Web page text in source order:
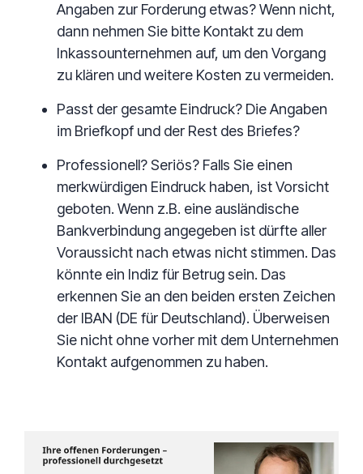
Angaben zur Forderung etwas? Wenn nicht,
dann nehmen Sie bitte Kontakt zu dem
Inkassounternehmen auf, um den Vorgang
zu klären und weitere Kosten zu vermeiden.
Passt der gesamte Eindruck? Die Angaben
im Briefkopf und der Rest des Briefes?
Professionell? Seriös? Falls Sie einen
merkwürdigen Eindruck haben, ist Vorsicht
geboten. Wenn z.B. eine ausländische
Bankverbindung angegeben ist dürfte aller
Voraussicht nach etwas nicht stimmen. Das
könnte ein Indiz für Betrug sein. Das
erkennen Sie an den beiden ersten Zeichen
der IBAN (DE für Deutschland). Überweisen
Sie nicht ohne vorher mit dem Unternehmen
Kontakt aufgenommen zu haben.